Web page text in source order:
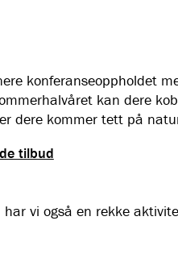
konferanseoppholdet
kan dere
dere kommer tett på
tilbud
vi også en rekke